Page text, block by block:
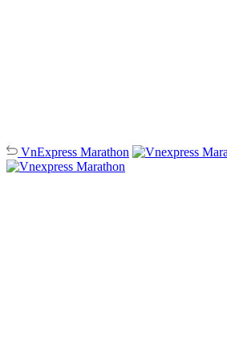
VnExpress Marathon